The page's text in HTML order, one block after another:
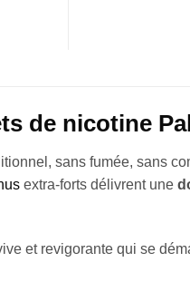
de nicotine
sans fumée, sans
extra-forts délivrent une
et revigorante qui se